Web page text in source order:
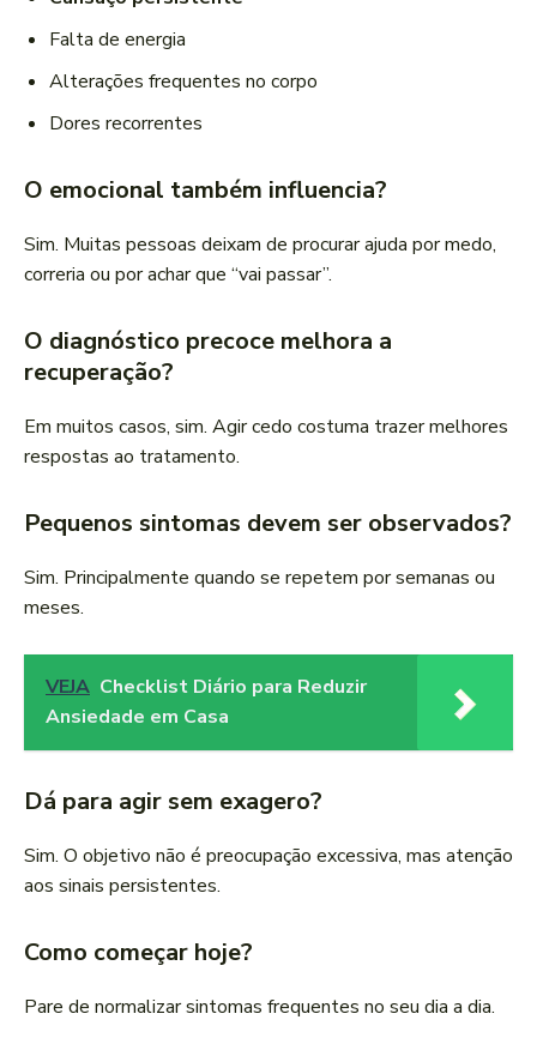
Falta de energia
Alterações frequentes no corpo
Dores recorrentes
O emocional também influencia?
Sim. Muitas pessoas deixam de procurar ajuda por medo,
correria ou por achar que “vai passar”.
O diagnóstico precoce melhora a
recuperação?
Em muitos casos, sim. Agir cedo costuma trazer melhores
respostas ao tratamento.
Pequenos sintomas devem ser observados?
Sim. Principalmente quando se repetem por semanas ou
meses.
VEJA Checklist Diário para Reduzir
Ansiedade em Casa
Dá para agir sem exagero?
Sim. O objetivo não é preocupação excessiva, mas atenção
aos sinais persistentes.
Como começar hoje?
Pare de normalizar sintomas frequentes no seu dia a dia.